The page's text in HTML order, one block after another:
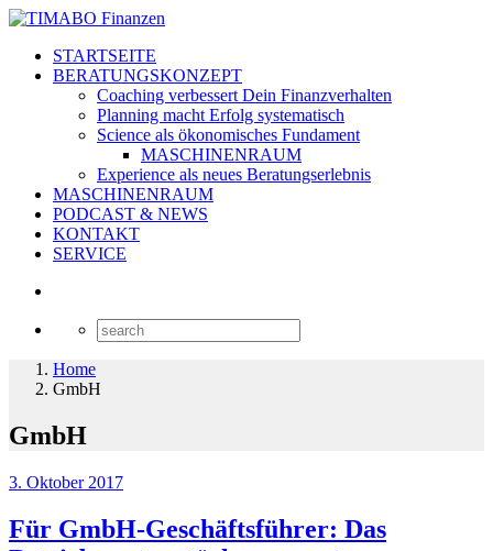
STARTSEITE
BERATUNGSKONZEPT
Coaching verbessert Dein Finanzverhalten
Planning macht Erfolg systematisch
Science als ökonomisches Fundament
MASCHINENRAUM
Experience als neues Beratungserlebnis
MASCHINENRAUM
PODCAST & NEWS
KONTAKT
SERVICE
Home
GmbH
GmbH
3. Oktober 2017
Für GmbH-Geschäftsführer: Das